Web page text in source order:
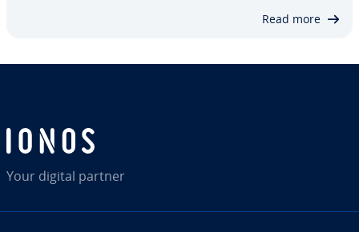
Read more
Your digital partner